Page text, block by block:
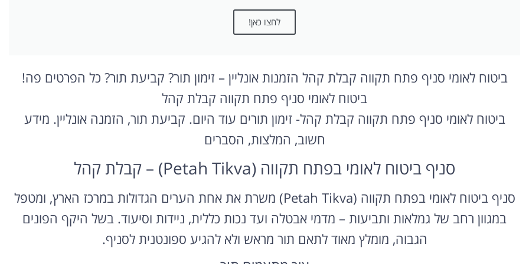
לחצו כאן!
ביטוח לאומי סניף פתח תקווה קבלת קהל הזמנות אונליין – זימון תור? קביעת תור? כל הפרטים פה!
ביטוח לאומי סניף פתח תקווה קבלת קהל
ביטוח לאומי סניף פתח תקווה קבלת קהל- זימון תורים עוד היום. קביעת תור, הזמנה אונליין. מידע
חשוב, המלצות, הסברים
סניף ביטוח לאומי בפתח תקווה (Petah Tikva) – קבלת קהל
סניף ביטוח לאומי בפתח תקווה (Petah Tikva) משרת את אחת הערים הגדולות במרכז הארץ, ומטפל
במגוון רחב של גמלאות ותביעות – מדמי אבטלה ועד נכות כללית, ניידות וסיעוד. בשל היקף הפונים
הגבוה, מומלץ מאוד לתאם תור מראש ולא להגיע ספונטנית לסניף.